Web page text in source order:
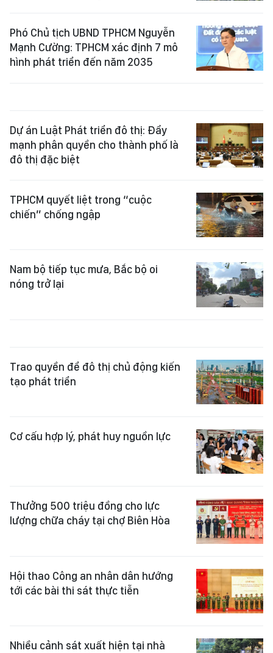
Phó Chủ tịch UBND TPHCM Nguyễn
Mạnh Cường: TPHCM xác định 7 mô
hình phát triển đến năm 2035
Dự án Luật Phát triển đô thị: Đẩy
mạnh phân quyền cho thành phố là
đô thị đặc biệt
TPHCM quyết liệt trong “cuộc
chiến” chống ngập
Nam bộ tiếp tục mưa, Bắc bộ oi
nóng trở lại
Trao quyền để đô thị chủ động kiến
tạo phát triển
Cơ cấu hợp lý, phát huy nguồn lực
Thưởng 500 triệu đồng cho lực
lượng chữa cháy tại chợ Biên Hòa
Hội thao Công an nhân dân hướng
tới các bài thi sát thực tiễn
Nhiều cảnh sát xuất hiện tại nhà